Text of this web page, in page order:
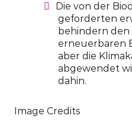
Die von der
geforderten
behindern
erneuerbaren
aber die
abgewendet
dahin.
Image Credits